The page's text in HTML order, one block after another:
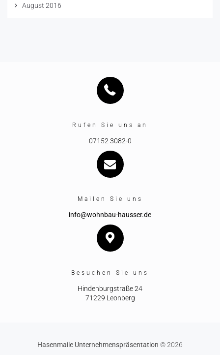
August 2016
Rufen Sie uns an
07152 3082-0
Mailen Sie uns
info@wohnbau-hausser.de
Besuchen Sie uns
Hindenburgstraße 24
71229 Leonberg
Hasenmaile Unternehmenspräsentation © 2026